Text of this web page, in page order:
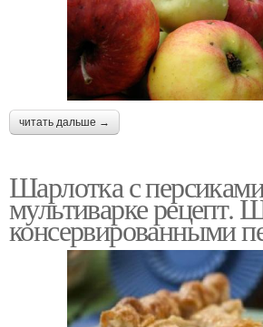
читать дальше →
Шарлотка с
мультиварке рецепт.
консервированными